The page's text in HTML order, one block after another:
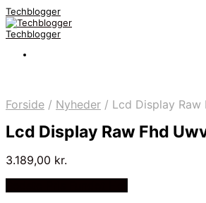
Techblogger
Techblogger
Forside / Nyheder / Lcd Display Raw
Lcd Display Raw Fhd
3.189,00 kr.